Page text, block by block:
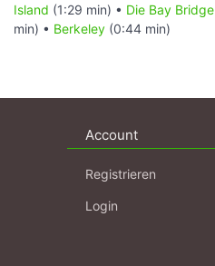
Island (1:29 min) • Die Bay Bridge
min) • Berkeley (0:44 min)
Account
Registrieren
Login